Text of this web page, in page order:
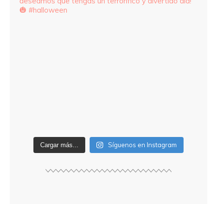
Cargar más... Síguenos en Instagram